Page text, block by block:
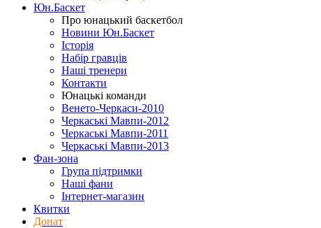
Юн.Баскет
Про юнацький баскетбол
Новини Юн.Баскет
Історія
Набір гравців
Наші тренери
Контакти
Юнацькі команди
Венето-Черкаси-2010
Черкаські Мавпи-2012
Черкаські Мавпи-2011
Черкаські Мавпи-2013
Фан-зона
Група підтримки
Наші фани
Інтернет-магазин
Квитки
Донат